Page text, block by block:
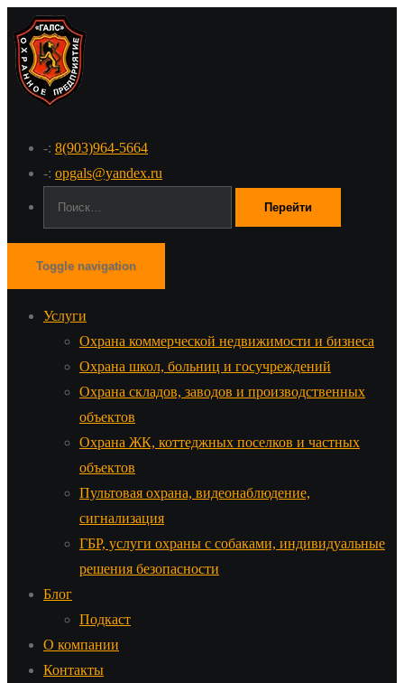
-: 8(903)964-5664
-: opgals@yandex.ru
Toggle navigation
Услуги
Охрана коммерческой недвижимости и бизнеса
Охрана школ, больниц и госучреждений
Охрана складов, заводов и производственных
объектов
Охрана ЖК, коттеджных поселков и частных
объектов
Пультовая охрана, видеонаблюдение,
сигнализация
ГБР, услуги охраны с собаками, индивидуальные
решения безопасности
Блог
Подкаст
О компании
Контакты